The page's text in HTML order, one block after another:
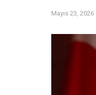
Mayıs 23, 2026